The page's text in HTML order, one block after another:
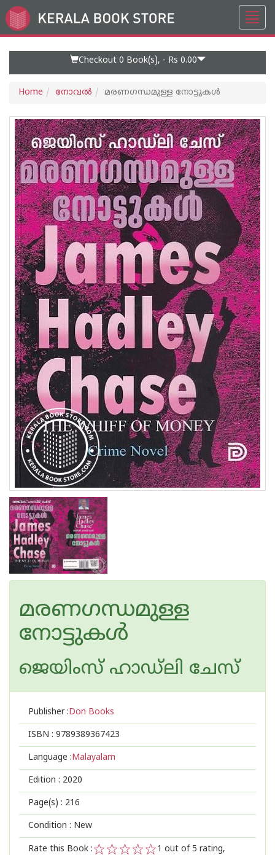
Go
to
Checkout 0 Book(s), - Rs 0.00
Home നോവല്‍ മരണഗന്ധമുള്ള നോട്ടുകള്‍
മരണഗന്ധമുള്ള
നോട്ടുകള്‍
ജെയിംസ് ഹാഡ്‌ലി ചേസ്
Publisher :Don Books
ISBN : 9789389367423
Language :Malayalam
Edition : 2020
Page(s) : 216
Condition : New
Rate this Book :
1 out of 5 rating,